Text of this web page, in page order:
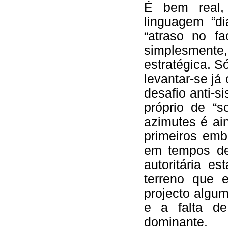
É bem
linguagem
“atraso no
estratégica.
levantar-se
desafio anti-
próprio de
azimutes é
primeiros
em tempos
autoritária
terreno que
projecto
e a falta de
dominante.